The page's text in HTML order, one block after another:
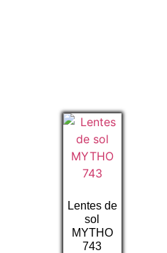
Lentes de
sol
MYTHO
743